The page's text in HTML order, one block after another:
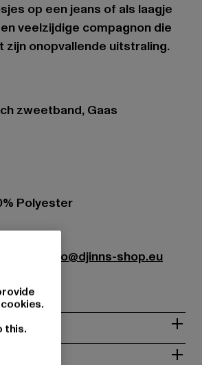
op een jeans of als laagje
veelzijdige compagnon die
onopvallende uitstraling.
zweetband, Gaas
Polyester
KG |
info@djinns-shop.eu
| DE
this.